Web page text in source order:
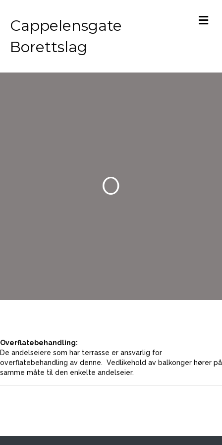
Cappelensgate
Borettslag
O
Overflatebehandling:
De andelseiere som har terrasse er ansvarlig for
overflatebehandling av denne. Vedlikehold av balkonger hører på
samme måte til den enkelte andelseier.